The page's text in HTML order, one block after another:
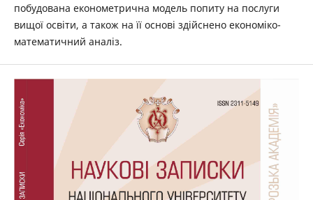
побудована економетрична модель попиту на послуги
вищої освіти, а також на її основі здійснено економіко-
математичний аналіз.